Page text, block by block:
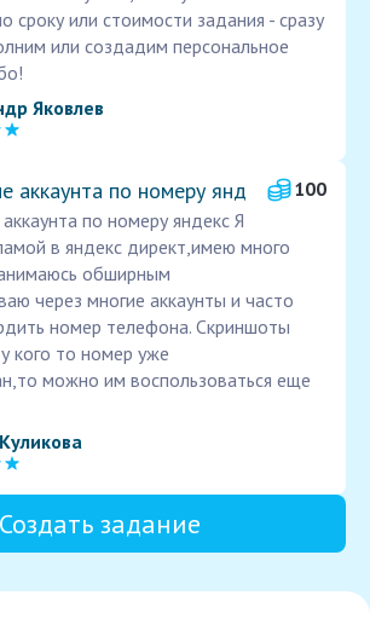
сроку или стоимости задания - сразу
или создадим персональное
Яковлев
аккаунта по номеру янд
100
по номеру яндекс Я
в яндекс директ,имею много
обширным
через многие аккаунты и часто
номер телефона. Скриншоты
кого то номер уже
можно им воспользоваться еще
Создать задание